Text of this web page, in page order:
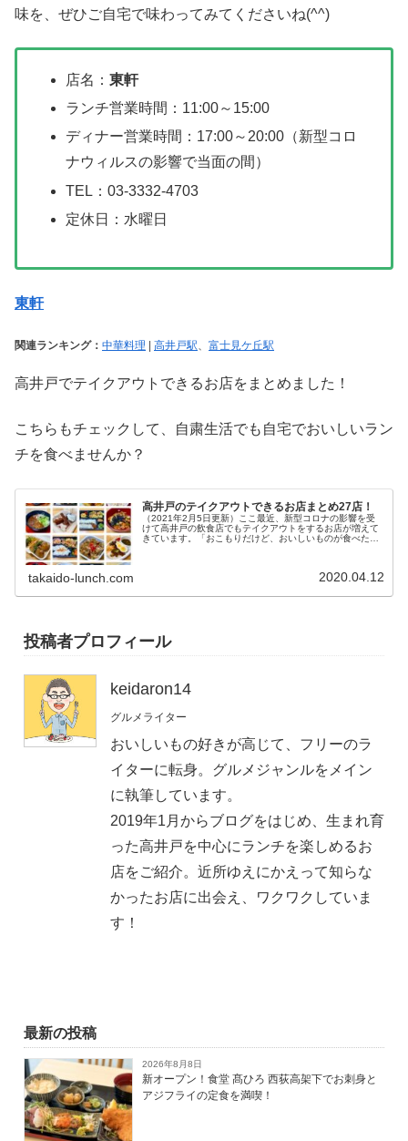
味を、ぜひご自宅で味わってみてくださいね(^^)
店名：東軒
ランチ営業時間：11:00～15:00
ディナー営業時間：17:00～20:00（新型コロ
ナウィルスの影響で当面の間）
TEL：03-3332-4703
定休日：水曜日
東軒
関連ランキング： 中華料理 高井戸駅、 富士見ケ丘駅
高井戸でテイクアウトできるお店をまとめました！
こちらもチェックして、自粛生活でも自宅でおいしいラン
チを食べませんか？
高井戸のテイクアウトできるお店まとめ27店！
（2021年2月5日更新）ここ最近、新型コロナの影響を受
けて高井戸の飲食店でもテイクアウトをするお店が増えて
きています。「おこもりだけど、おいしいものが食べた
takaido-lunch.com 2020.04.12
投稿者プロフィール
keidaron14
グルメライター
おいしいもの好きが高じて、フリーのラ
イターに転身。グルメジャンルをメイン
に執筆しています。
2019年1月からブログをはじめ、生まれ育
った高井戸を中心にランチを楽しめるお
店をご紹介。近所ゆえにかえって知らな
かったお店に出会え、ワクワクしていま
す！
最新の投稿
2026年8月8日
新オープン！食堂 髙ひろ 西荻高架下でお刺身と
アジフライの定食を満喫！